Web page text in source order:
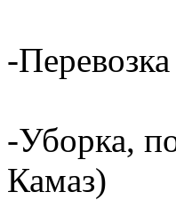
-
-Уборка,
Камаз)